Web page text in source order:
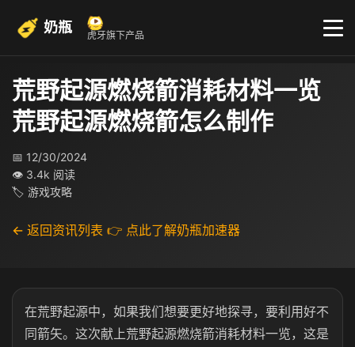
奶瓶 虎牙旗下产品
荒野起源燃烧箭消耗材料一览
荒野起源燃烧箭怎么制作
📅 12/30/2024
👁 3.4k 阅读
🏷 游戏攻略
← 返回资讯列表 👉 点此了解奶瓶加速器
在荒野起源中，如果我们想要更好地探寻，要利用好不
同箭矢。这次献上荒野起源燃烧箭消耗材料一览，这是